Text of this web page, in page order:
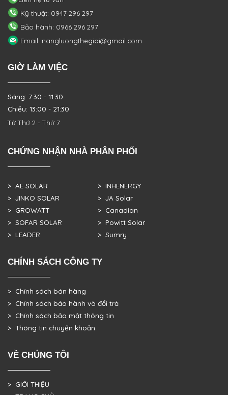
Kỹ thuật: 0947 296 297
Bảo hành: 0966 296 297
Email: nangluongthegioi@gmail.com
GIỜ LÀM VIỆC
Sáng: 7:30 - 11:30
Chiều: 13:00 - 21:30
Từ Thứ 2 - Thứ 7
CHỨNG NHẬN NHÀ PHÂN PHỐI
> AE SOLAR
> JINKO SOLAR
> GROWATT
> SOFAR SOLAR
> LEADER
> INHENERGY
> JA Solar
> Canadian
> Powitt Solar
> Sumry
CHÍNH SÁCH CÔNG TY
> Chính sách bán hàng
> Chính sách bảo hành và đổi trả
> Chính sách bảo mật thông tin
> Thông tin chuyển khoản
VỀ CHÚNG TÔI
> GIỚI THIỆU